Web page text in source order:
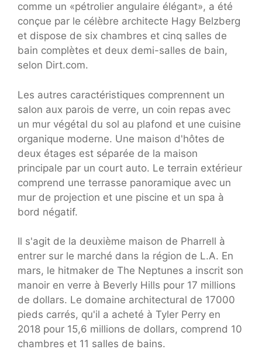
comme un «pétrolier angulaire élégant», a été
conçue par le célèbre architecte Hagy Belzberg
et dispose de six chambres et cinq salles de
bain complètes et deux demi-salles de bain,
selon Dirt.com.
Les autres caractéristiques comprennent un
salon aux parois de verre, un coin repas avec
un mur végétal du sol au plafond et une cuisine
organique moderne. Une maison d'hôtes de
deux étages est séparée de la maison
principale par un court auto. Le terrain extérieur
comprend une terrasse panoramique avec un
mur de projection et une piscine et un spa à
bord négatif.
Il s'agit de la deuxième maison de Pharrell à
entrer sur le marché dans la région de L.A. En
mars, le hitmaker de The Neptunes a inscrit son
manoir en verre à Beverly Hills pour 17 millions
de dollars. Le domaine architectural de 17000
pieds carrés, qu'il a acheté à Tyler Perry en
2018 pour 15,6 millions de dollars, comprend 10
chambres et 11 salles de bains.